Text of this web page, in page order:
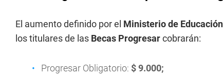
El aumento definido por el Ministerio de Educación
los titulares de las Becas Progresarcobrarán:
Progresar Obligatorio: $ 9.000;